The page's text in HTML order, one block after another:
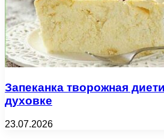
Запеканка творожная
духовке
23.07.2026